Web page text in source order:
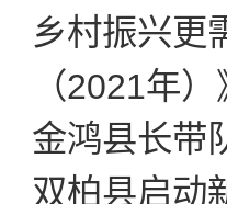
乡村振兴更
（2021年
金鸿县长带
双柏县启动